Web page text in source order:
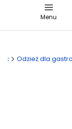
Menu
Odzież dla